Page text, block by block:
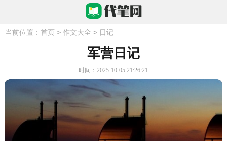
当前位置： 首页 > 作文大全 > 日记
军营日记
时间：2025-10-05 21:26:21